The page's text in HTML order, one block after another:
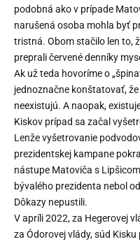
podobná ako v prípade
narušená osoba mohla byť
tristná. Obom stačilo len to,
preprali červené denníky
Ak už teda hovoríme o
jednoznačne konštatovať,
neexistujú. A naopak,
Kiskov prípad sa začal
Lenže vyšetrovanie
prezidentskej kampane
nástupe Matoviča s
bývalého prezidenta nebol
Dôkazy nepustili.
V apríli 2022, za Hegerovej
za Ódorovej vlády, súd